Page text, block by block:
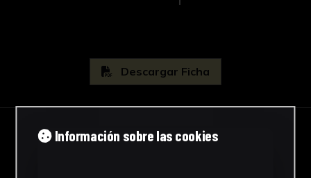
Descargar Ficha
IMÁGENES
Información sobre las cookies